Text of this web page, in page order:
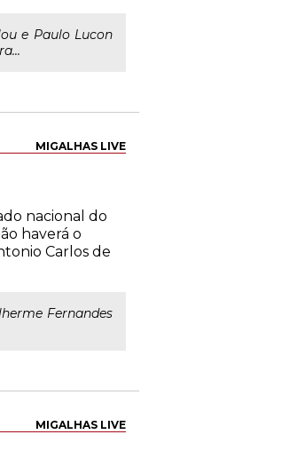
e Paulo Lucon
MIGALHAS LIVE
nacional do
haverá o
Carlos de
Fernandes
MIGALHAS LIVE